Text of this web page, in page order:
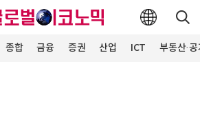
종합 금융 증권 산업 ICT 부동산·